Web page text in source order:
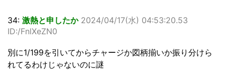
34: 激熱と申したか 2024/04/17(水) 04:53:20.53
ID:/FnlXeZN0
別に1/199を引いてからチャージか図柄揃いか振り分けら
れてるわけじゃないのに謎